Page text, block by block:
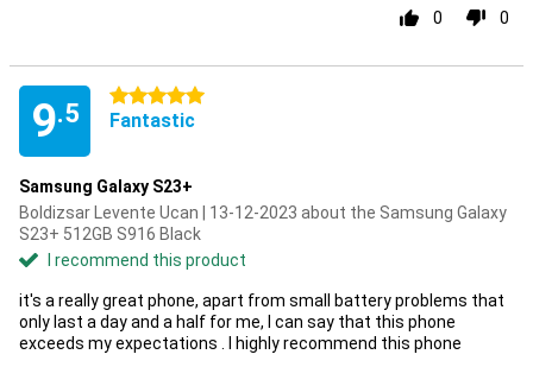
0 0
9.5
5 stars
Fantastic
Samsung Galaxy S23+
Boldizsar Levente Ucan | 13-12-2023 about the Samsung Galaxy
S23+ 512GB S916 Black
I recommend this product
it's a really great phone, apart from small battery problems that
only last a day and a half for me, I can say that this phone
exceeds my expectations . I highly recommend this phone